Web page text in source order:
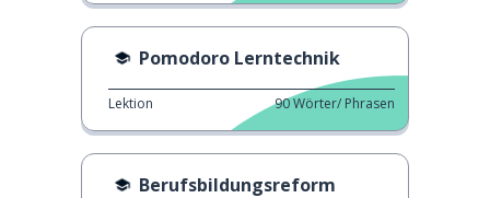
Pomodoro Lerntechnik
Lektion 90Wörter/ Phrasen
Berufsbildungsreform